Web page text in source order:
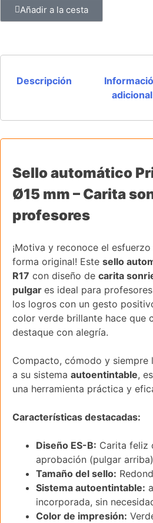
Añadir a la cesta
Descripción
adicional
Sello automático
Ø15 mm – Carita
profesores
¡Motiva y reconoce el
forma original! Este sello
R17 con diseño de carita
pulgar es ideal para
los logros con un gesto
color verde brillante hace que
destaque con alegría.
Compacto, cómodo y siempre
a su sistema autoentintable,
una herramienta práctica y
Características destacadas:
Diseño ES-B: Carita feliz
aprobación (pulgar
Tamaño del sello:
Sistema autoentintable:
incorporada, sin
Color de impresión: